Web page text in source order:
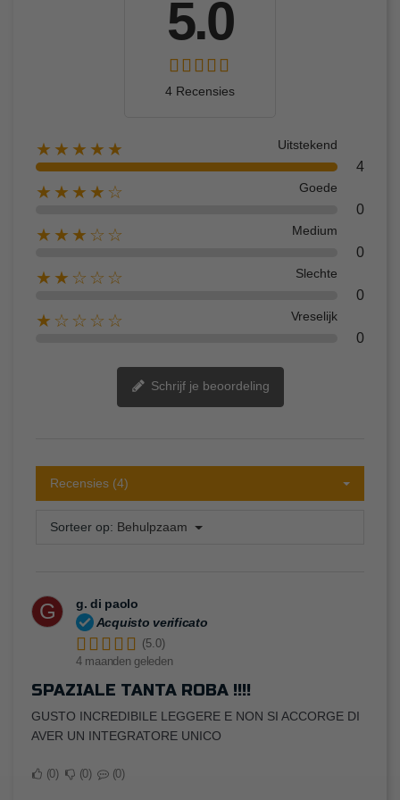
5.0
4 Recensies
★★★★★ Uitstekend
4
★★★★☆ Goede
0
★★★☆☆ Medium
0
★★☆☆☆ Slechte
0
★☆☆☆☆ Vreselijk
0
Schrijf je beoordeling
Recensies (4)
Sorteer op: Behulpzaam
G
g. di paolo
Acquisto verificato
(5.0)
4 maanden geleden
SPAZIALE TANTA ROBA !!!!
GUSTO INCREDIBILE LEGGERE E NON SI ACCORGE DI
AVER UN INTEGRATORE UNICO
0 0 0